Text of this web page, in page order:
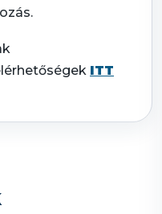
ITT